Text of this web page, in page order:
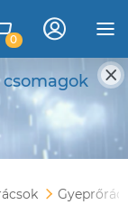
0